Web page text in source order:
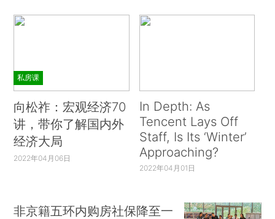
私房课
向松祚：宏观经济70
讲，带你了解国内外
经济大局
2022年04月06日
In Depth: As
Tencent Lays Off
Staff, Is Its ‘Winter’
Approaching?
2022年04月01日
非京籍五环内购房社保降至一